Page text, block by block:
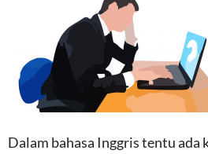
Dalam bahasa Inggris tentu ada